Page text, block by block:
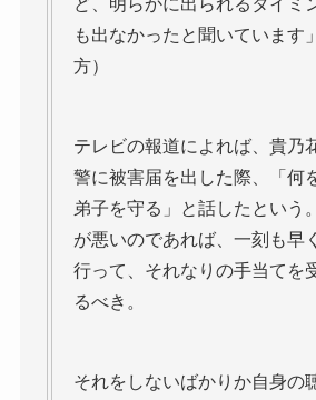
も出なかったと聞いています
方）
テレビの報道によれば、貴乃
警に被害届を出した際、「何
弟子を守る」と話したという
が悪いのであれば、一刻も早
行って、それなりの手当てを
るべき。
それをしないばかりか自身の